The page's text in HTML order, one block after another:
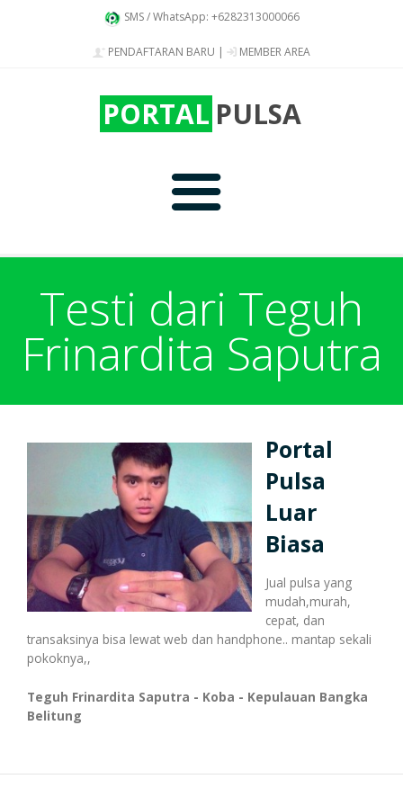
SMS / WhatsApp: +6282313000066
PENDAFTARAN BARU | MEMBER AREA
PORTAL PULSA
Produk
Token PLN murah
Pulsa Reguler
Paket Data Internet
Bonus Mingguan
Bonus Transaksi
Deposit
Transaksi
Cara Transaksi
Testi dari Teguh
Frinardita Saputra
Portal
Pulsa
Luar
Biasa
Jual pulsa yang
mudah,murah,
cepat, dan
transaksinya bisa lewat web dan handphone.. mantap sekali
pokoknya,,
Teguh Frinardita Saputra - Koba - Kepulauan Bangka
Belitung